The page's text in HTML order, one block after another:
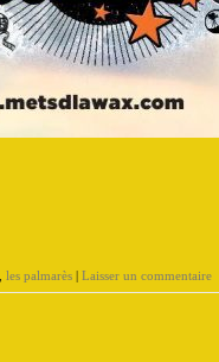
les palmarès | Laisser un commentaire